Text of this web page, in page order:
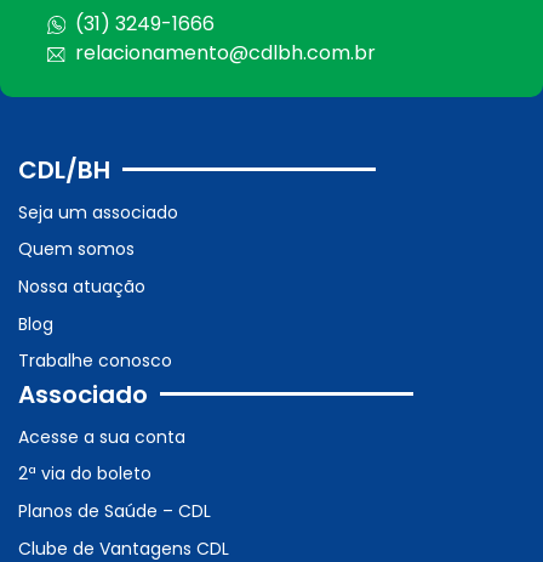
(31) 3249-1666
relacionamento@cdlbh.com.br
CDL/BH
Seja um associado
Quem somos
Nossa atuação
Blog
Trabalhe conosco
Associado
Acesse a sua conta
2ª via do boleto
Planos de Saúde – CDL
Clube de Vantagens CDL